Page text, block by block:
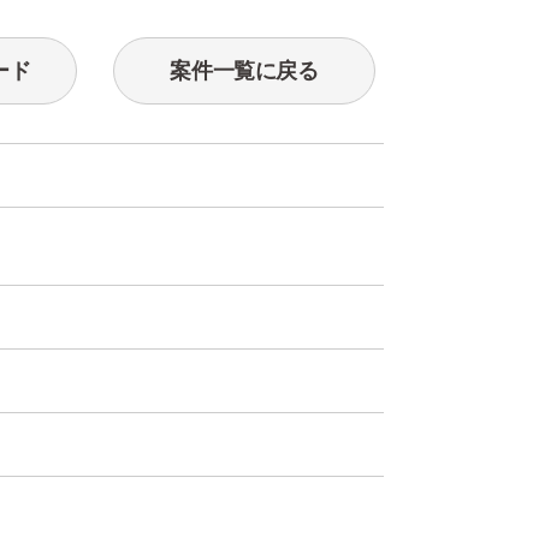
ド 案件一覧に戻る